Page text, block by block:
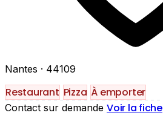
Nantes · 44109
Restaurant Pizza À emporter
Contact sur demande Voir la fiche